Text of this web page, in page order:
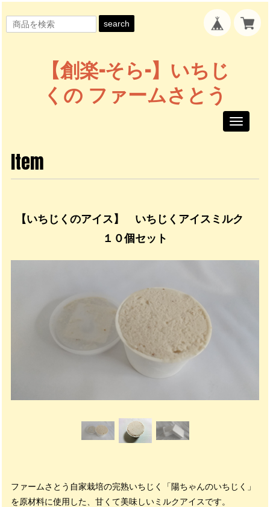
search
【創楽-そら-】いちじ
くの ファームさとう
Toggle
Item
【いちじくのアイス】 いちじくアイスミルク
１０個セット
ファームさとう自家栽培の完熟いちじく「陽ちゃんのいちじく」
を原材料に使用した、甘くて美味しいミルクアイスです。